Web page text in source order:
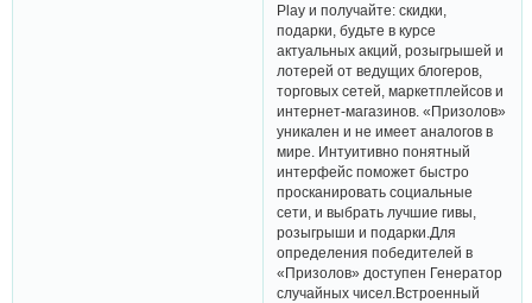
Play и получайте: скидки,
подарки, будьте в курсе
актуальных акций, розыгрышей и
лотерей от ведущих блогеров,
торговых сетей, маркетплейсов и
интернет-магазинов. «Призолов»
уникален и не имеет аналогов в
мире. Интуитивно понятный
интерфейс поможет быстро
просканировать социальные
сети, и выбрать лучшие гивы,
розыгрыши и подарки.Для
определения победителей в
«Призолов» доступен Генератор
случайных чисел.Встроенный